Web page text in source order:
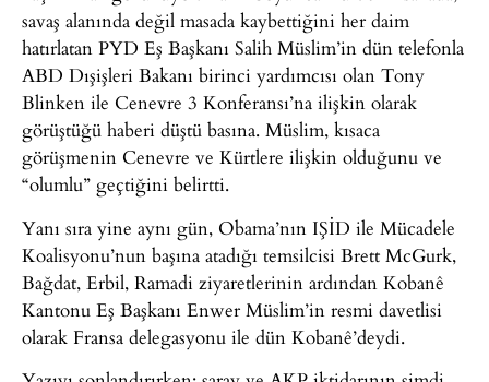
savaş alanında değil masada kaybettiğini her daim
hatırlatan PYD Eş Başkanı Salih Müslim’in dün telefonla
ABD Dışişleri Bakanı birinci yardımcısı olan Tony
Blinken ile Cenevre 3 Konferansı’na ilişkin olarak
görüştüğü haberi düştü basına. Müslim, kısaca
görüşmenin Cenevre ve Kürtlere ilişkin olduğunu ve
“olumlu” geçtiğini belirtti.
Yanı sıra yine aynı gün, Obama’nın IŞİD ile Mücadele
Koalisyonu’nun başına atadığı temsilcisi Brett McGurk,
Bağdat, Erbil, Ramadi ziyaretlerinin ardından Kobanê
Kantonu Eş Başkanı Enwer Müslim’in resmi davetlisi
olarak Fransa delegasyonu ile dün Kobanê’deydi.